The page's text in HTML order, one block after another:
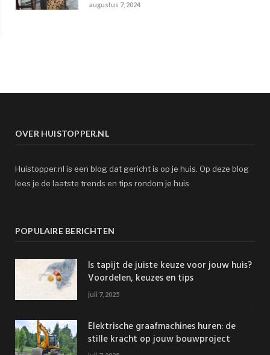
augustus 7, 2024
OVER HUISTOPPER.NL
Huistopper.nl is een blog dat gericht is op je huis. Op deze blog
lees je de laatste trends en tips rondom je huis
POPULAIRE BERICHTEN
Is tapijt de juiste keuze voor jouw huis?
Voordelen, keuzes en tips
juli 7, 2025
Elektrische graafmachines huren: de
stille kracht op jouw bouwproject